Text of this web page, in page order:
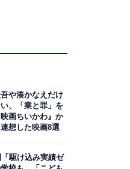
や湊かなえだけ
い、「業と罪」を
画ちいかわ』か
想した映画8選
駆け込み実績ゼ